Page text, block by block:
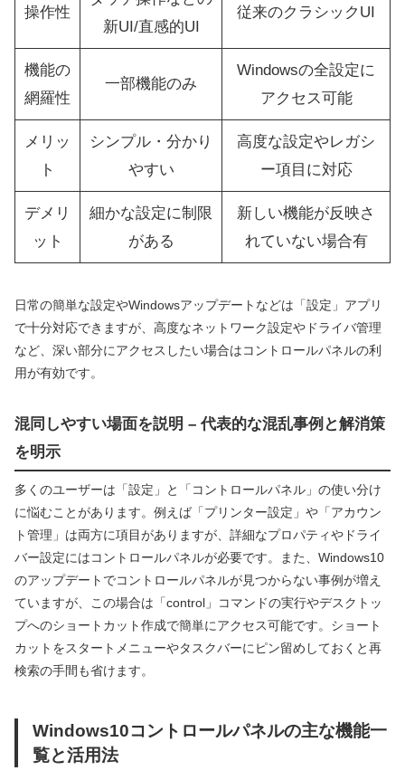
操作性
新UI/直感的UI
従来のクラシックUI
機能の
網羅性
一部機能のみ
Windowsの全設定に
アクセス可能
メリッ
ト
シンプル・分かり
やすい
高度な設定やレガシ
ー項目に対応
デメリ
ット
細かな設定に制限
がある
新しい機能が反映さ
れていない場合有
日常の簡単な設定やWindowsアップデートなどは「設定」アプリ
で十分対応できますが、高度なネットワーク設定やドライバ管理
など、深い部分にアクセスしたい場合はコントロールパネルの利
用が有効です。
混同しやすい場面を説明 – 代表的な混乱事例と解消策
を明示
多くのユーザーは「設定」と「コントロールパネル」の使い分け
に悩むことがあります。例えば「プリンター設定」や「アカウン
ト管理」は両方に項目がありますが、詳細なプロパティやドライ
バー設定にはコントロールパネルが必要です。また、Windows10
のアップデートでコントロールパネルが見つからない事例が増え
ていますが、この場合は「control」コマンドの実行やデスクトッ
プへのショートカット作成で簡単にアクセス可能です。ショート
カットをスタートメニューやタスクバーにピン留めしておくと再
検索の手間も省けます。
Windows10コントロールパネルの主な機能一
覧と活用法